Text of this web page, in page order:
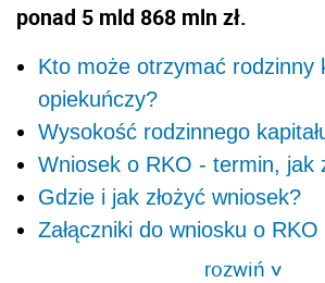
ponad 5 mld 868 mln zł.
Kto może otrzymać rodzinny
opiekuńczy?
Wysokość rodzinnego
Wniosek o RKO - termin, jak
Gdzie i jak złożyć wniosek?
Załączniki do wniosku o RKO
rozwiń>